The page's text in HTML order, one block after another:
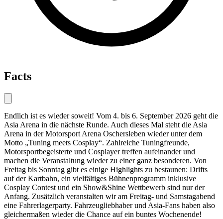
Facts
Endlich ist es wieder soweit! Vom 4. bis 6. September 2026 geht die
Asia Arena in die nächste Runde. Auch dieses Mal steht die Asia
Arena in der Motorsport Arena Oschersleben wieder unter dem
Motto „Tuning meets Cosplay“. Zahlreiche Tuningfreunde,
Motorsportbegeisterte und Cosplayer treffen aufeinander und
machen die Veranstaltung wieder zu einer ganz besonderen. Von
Freitag bis Sonntag gibt es einige Highlights zu bestaunen: Drifts
auf der Kartbahn, ein vielfältiges Bühnenprogramm inklusive
Cosplay Contest und ein Show&Shine Wettbewerb sind nur der
Anfang. Zusätzlich veranstalten wir am Freitag- und Samstagabend
eine Fahrerlagerparty. Fahrzeugliebhaber und Asia-Fans haben also
gleichermaßen wieder die Chance auf ein buntes Wochenende!